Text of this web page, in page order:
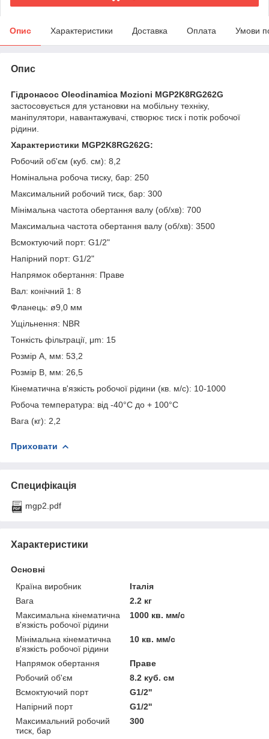
Опис Характеристики Доставка Оплата Умови
Опис
Гідронасос Oleodinamica Mozioni MGP2K8RG262G
застосовується для установки на мобільну техніку,
маніпулятори, навантажувачі, створює тиск і потік робочої
рідини.
Характеристики MGP2K8RG262G:
Робочий об'єм (куб. см): 8,2
Номінальна робоча тиску, бар: 250
Максимальний робочий тиск, бар: 300
Мінімальна частота обертання валу (об/хв): 700
Максимальна частота обертання валу (об/хв): 3500
Всмоктуючий порт: G1/2"
Напірний порт: G1/2"
Напрямок обертання: Праве
Вал: конічний 1: 8
Фланець: ø9,0 мм
Ущільнення: NBR
Тонкість фільтрації, μm: 15
Розмір A, мм: 53,2
Розмір B, мм: 26,5
Кінематична в'язкість робочої рідини (кв. м/с): 10-1000
Робоча температура: від -40°С до + 100°С
Вага (кг): 2,2
Приховати
Специфікація
mgp2.pdf
Характеристики
Основні
Країна виробник
Італія
Вага
2.2 кг
Максимальна кінематична
в'язкість робочої рідини
1000 кв. мм/с
Мінімальна кінематична
в'язкість робочої рідини
10 кв. мм/с
Напрямок обертання
Праве
Робочий об'єм
8.2 куб. см
Всмоктуючий порт
G1/2''
Напірний порт
G1/2''
Максимальний робочий
тиск, бар
300